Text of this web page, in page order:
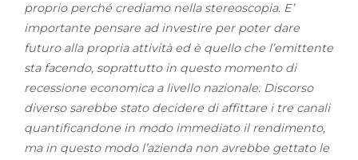
proprio perché crediamo nella stereoscopia. E’
importante pensare ad investire per poter dare
futuro alla propria attività ed è quello che l’emittente
sta facendo, soprattutto in questo momento di
recessione economica a livello nazionale. Discorso
diverso sarebbe stato decidere di affittare i tre canali
quantificandone in modo immediato il rendimento,
ma in questo modo l’azienda non avrebbe gettato le